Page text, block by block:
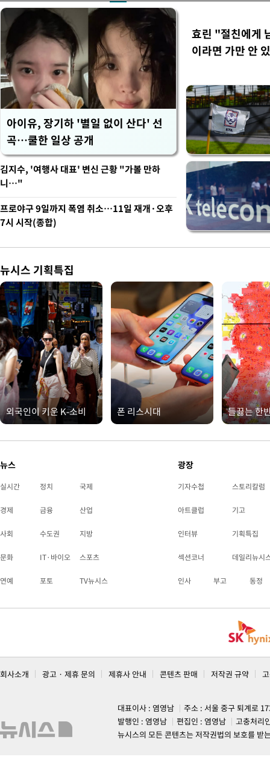
아이유, 장기하 '별일 없이 산다' 선
곡…쿨한 일상 공개
효린 "절친에게
이라면 가만 안
김지수, '여행사 대표' 변신 근황 "가볼 만하
니…"
프로야구 9일까지 폭염 취소…11일 재개·오후
7시 시작(종합)
뉴시스 기획특집
외국인이 키운 K-소비 폰 리스시대 들끓는 한
뉴스
실시간 정치 국제
경제 금융 산업
사회 수도권 지방
문화 IT·바이오 스포츠
연예 포토 TV뉴시스
광장
기자수첩 스토리칼럼
아트클럽 기고
인터뷰 기획특집
섹션코너 데일리뉴시
인사 부고 동정
회사소개 광고 · 제휴 문의 제휴사 안내 콘텐츠 판매 저작권 규약
대표이사 : 염영남
주소 : 서울 중구 퇴계로
발행인 : 염영남
편집인 : 염영남
고충처리
뉴시스의 모든 콘텐츠는 저작권법의 보호를